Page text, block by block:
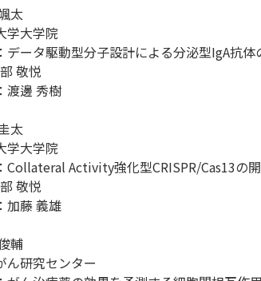
太
学大学院
データ駆動型分子設計による分泌型IgA抗
敬悦
渡邊 秀樹
太
学大学院
Collateral Activity強化型CRISPR/Cas13の
敬悦
加藤 義雄
輔
ん研究センター